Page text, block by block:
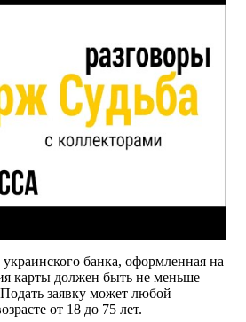
банка, оформленная на
карты должен быть не меньше
заявку может любой
от 18 до 75 лет.